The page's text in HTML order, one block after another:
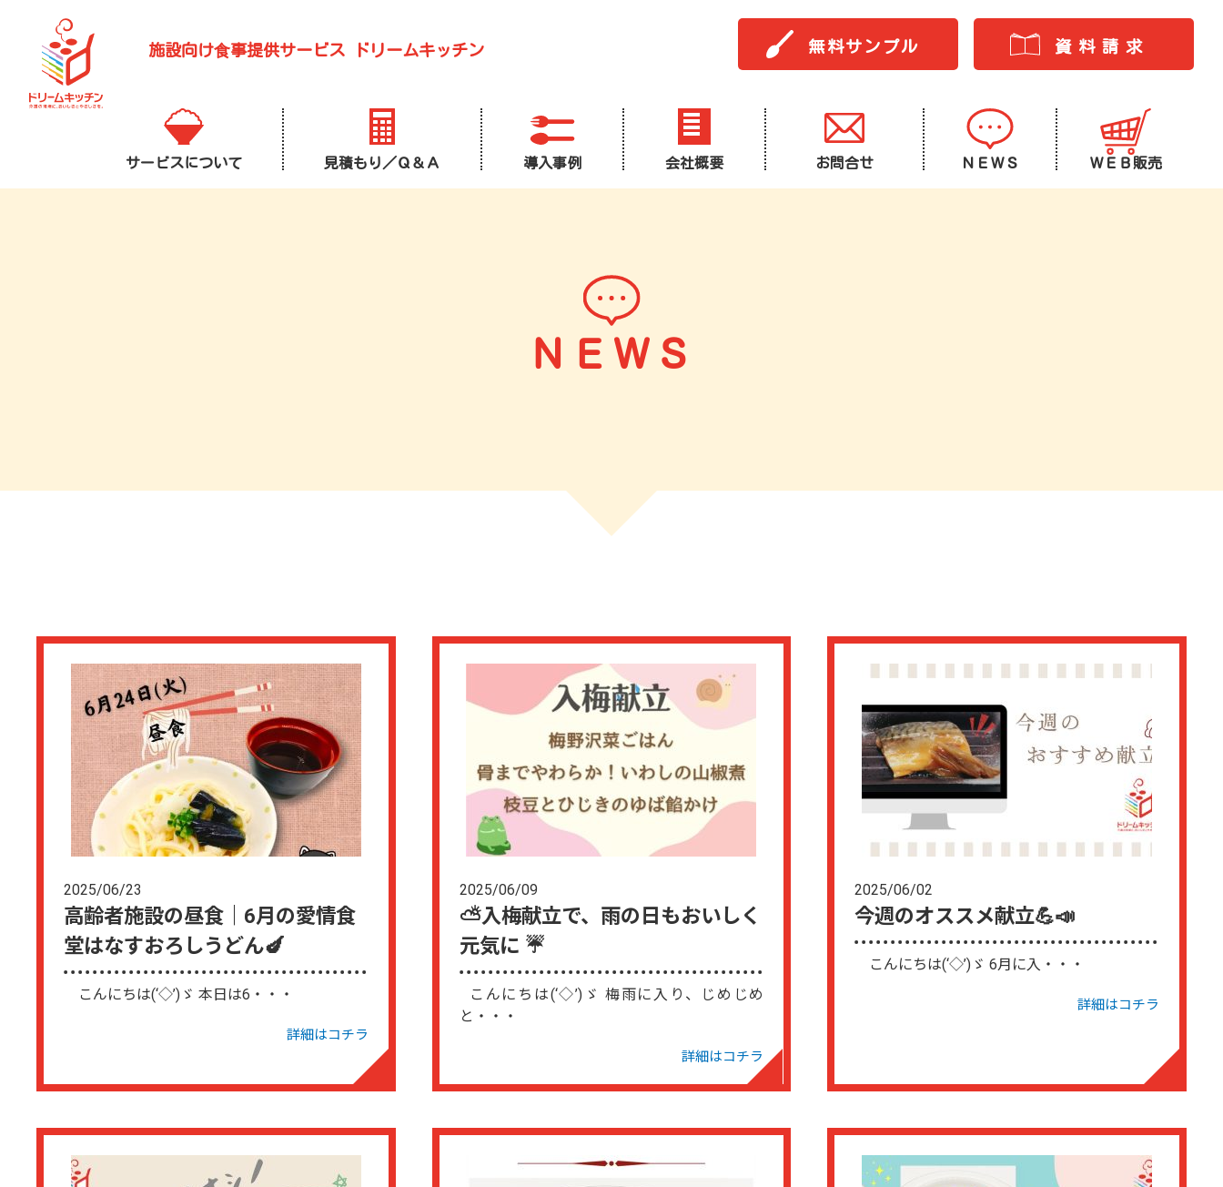
施設向け⾷事提供サービス ドリームキッチン 無料サンプル 資料請求
サービスについて 見積もり／Ｑ＆Ａ 導入事例 会社概要 お問合せ ＮＥＷＳ ＷＥＢ販売
ＮＥＷＳ
2025/06/23
高齢者施設の昼食｜6月の愛情食
堂はなすおろしうどん🍆
こんにちは(‘◇’)ゞ 本日は6・・・
詳細はコチラ
2025/06/09
⛅入梅献立で、雨の日もおいしく
元気に ☔
こんにちは(‘◇’)ゞ 梅雨に入り、じめじめ
と・・・
詳細はコチラ
2025/06/02
今週のオススメ献立💪📣
こんにちは(‘◇’)ゞ 6月に入・・・
詳細はコチラ